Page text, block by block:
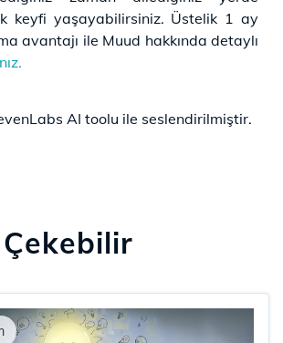
keyfi yaşayabilirsiniz. Üstelik 1 ay
avantajı ile Muud hakkında detaylı
AI toolu ile seslendirilmiştir.